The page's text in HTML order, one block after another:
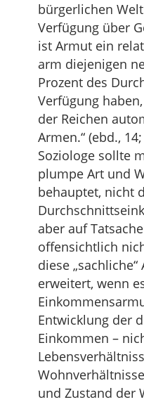
bürgerlichen
Verfügung über
ist Armut ein
arm diejenigen
Prozent des
Verfügung
der Reichen
Armen.“ (ebd.,
Soziologe sollte
plumpe Art und
behauptet, nicht
aber auf
offensichtlich
diese
erweitert, wenn
Entwicklung der
Einkommen –
und Zustand der